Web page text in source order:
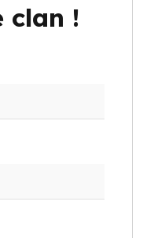
clan !